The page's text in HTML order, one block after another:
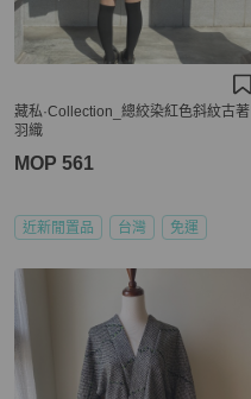
藏私·Collection_總絞染紅色斜紋古著
羽織
MOP 561
近新閒置品 台灣 免運